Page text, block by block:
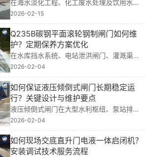
在海水淡化工程、化工废水处理及饮用水库
等严苛工况中，平板不锈钢闸门PZM不仅是
关键的流量控制设备，更是系统稳定运行的
“守护者”。我有多年水利工程金属结构设计与
···
2026-02-15
Q235B碳钢平面滚轮钢制闸门如何维
护？定期保养方案优化
在水库挡水系统、电站泄洪闸门、灌溉渠道
控制及城市防洪工程中，Q235B碳钢平面滚
轮钢制闸门是保障水流调控与结构安全的核
心部件。然而，长期处于潮湿、泥沙冲刷和
频繁···
2026-02-04
如何保证液压倾倒式闸门长期稳定运
行？关键设计与维护要点
液压倾倒式闸门在大型水利枢纽、泵站排洪
及城市防洪工程中承担着关键启闭功能，其
可靠性直接关系到汛期安全。如何保证液压
倾倒式闸门长期稳定运行？关键设计与维护
要点——···
2026-02-04
如何现场交底直升门电液一体启闭机？
安装调试技术服务流程